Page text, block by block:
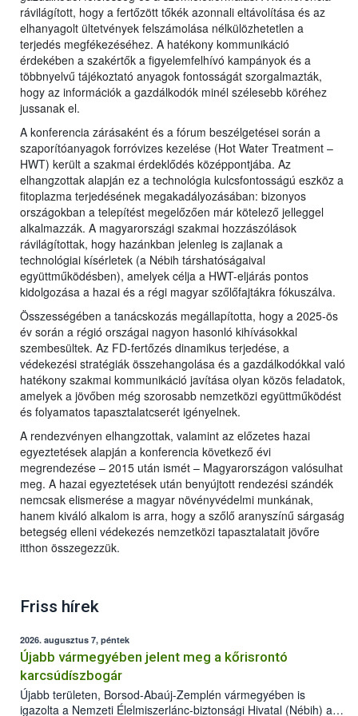
rávilágított, hogy a fertőzött tőkék azonnali eltávolítása és az
elhanyagolt ültetvények felszámolása nélkülözhetetlen a
terjedés megfékezéséhez. A hatékony kommunikáció
érdekében a szakértők a figyelemfelhívó kampányok és a
többnyelvű tájékoztató anyagok fontosságát szorgalmazták,
hogy az információk a gazdálkodók minél szélesebb köréhez
jussanak el.
A konferencia zárásaként és a fórum beszélgetései során a
szaporítóanyagok forróvizes kezelése (Hot Water Treatment –
HWT) került a szakmai érdeklődés középpontjába. Az
elhangzottak alapján ez a technológia kulcsfontosságú eszköz a
fitoplazma terjedésének megakadályozásában: bizonyos
országokban a telepítést megelőzően már kötelező jelleggel
alkalmazzák. A magyarországi szakmai hozzászólások
rávilágítottak, hogy hazánkban jelenleg is zajlanak a
technológiai kísérletek (a Nébih társhatóságaival
együttműködésben), amelyek célja a HWT-eljárás pontos
kidolgozása a hazai és a régi magyar szőlőfajtákra fókuszálva.
Összességében a tanácskozás megállapította, hogy a 2025-ös
év során a régió országai nagyon hasonló kihívásokkal
szembesültek. Az FD-fertőzés dinamikus terjedése, a
védekezési stratégiák összehangolása és a gazdálkodókkal való
hatékony szakmai kommunikáció javítása olyan közös feladatok,
amelyek a jövőben még szorosabb nemzetközi együttműködést
és folyamatos tapasztalatcserét igényelnek.
A rendezvényen elhangzottak, valamint az előzetes hazai
egyeztetések alapján a konferencia következő évi
megrendezése – 2015 után ismét – Magyarországon valósulhat
meg. A hazai egyeztetések után benyújtott rendezési szándék
nemcsak elismerése a magyar növényvédelmi munkának,
hanem kiváló alkalom is arra, hogy a szőlő aranyszínű sárgaság
betegség elleni védekezés nemzetközi tapasztalatait jövőre
itthon összegezzük.
Friss hírek
2026. augusztus 7, péntek
Újabb vármegyében jelent meg a kőrisrontó
karcsúdíszbogár
Újabb területen, Borsod-Abaúj-Zemplén vármegyében is
igazolta a Nemzeti Élelmiszerlánc-biztonsági Hivatal (Nébih) a